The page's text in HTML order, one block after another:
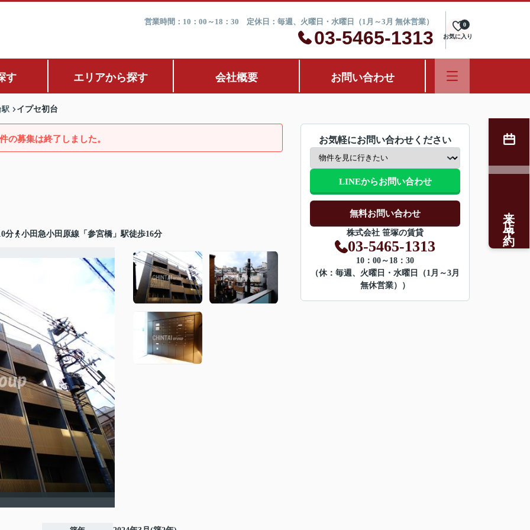
営業時間：10：00～18：30 定休日：毎週、火曜日・水曜日（1月～3月 無休営業）
03-5465-1313 お気に入り
0
す エリアから探す 会社概要 お問い合わせ
駅 イプセ初台
の募集は終了しました。
分 小田急小田原線「参宮橋」駅徒歩16分
お気軽にお問い合わせください
LINEからお問い合わせ
無料お問い合わせ
株式会社 笹塚の賃貸
03-5465-1313
10：00～18：30
（休：毎週、火曜日・水曜日（1月～3月
無休営業））
来店予約